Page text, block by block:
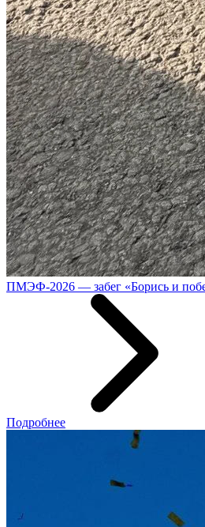
ПМЭФ-2026 — забег «Борись и
Подробнее